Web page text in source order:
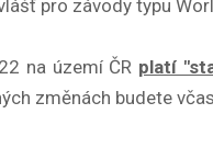
pro závody typu
na území ČR platí
změnách budete